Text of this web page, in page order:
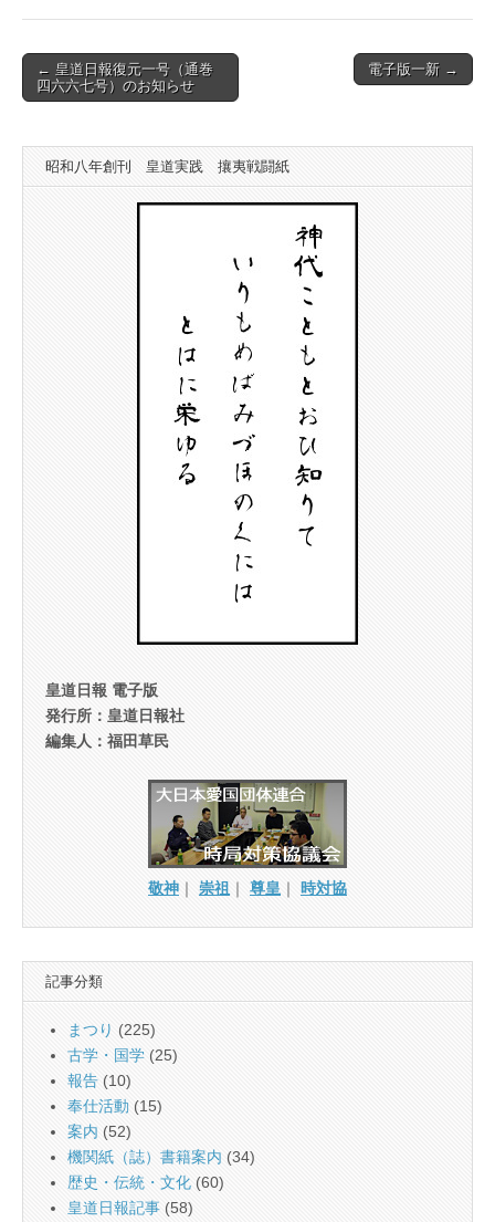
Post
navigation
← 皇道日報復元一号（通巻
四六六七号）のお知らせ
電子版一新 →
昭和八年創刊 皇道実践 攘夷戦闘紙
皇道日報 電子版
発行所：皇道日報社
編集人：福田草民
敬神 ｜ 崇祖 ｜ 尊皇 ｜ 時対協
記事分類
まつり (225)
古学・国学 (25)
報告 (10)
奉仕活動 (15)
案内 (52)
機関紙（誌）書籍案内 (34)
歴史・伝統・文化 (60)
皇道日報記事 (58)